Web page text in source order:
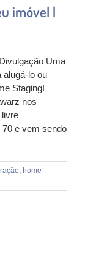
imóvel |
Uma
alugá-lo ou
Staging!
nos
livre
e vem sendo
home